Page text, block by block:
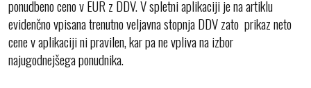
ponudbeno ceno v EUR z DDV. V spletni aplikaciji je na artiklu
evidenčno vpisana trenutno veljavna stopnja DDV zato prikaz neto
cene v aplikaciji ni pravilen, kar pa ne vpliva na izbor
najugodnejšega ponudnika.